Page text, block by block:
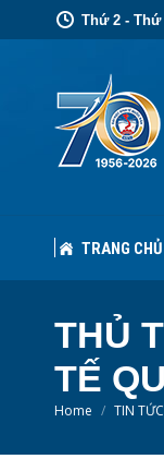
Thứ 2 - Thứ
TRANG CHỦ
THỦ
TẾ
You are here:
Home TIN TỨC